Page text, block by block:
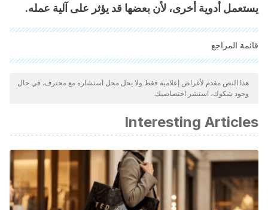
يستعمل أدوية أخرى، لأن بعضها قد يؤثر على آلية عمله.
قائمة المراجع
"تمت مراجعة جميع المصادر المذكورة بعناية شديدة من قبل فريقنا
لضمان جودتها وموثوقيتها وتحديثها وصحتها. تم اعتبار الببليوغرافيا لهذه
المقالة موثوقة ودقيقة من الناحية الأكاديمية أو العلمية.
Vademecum. (1964). SEGURIL.
Valdivieso D., A. (2018). Diurético del Asa Furosemida y
Acido Etacrinico. ARS MEDICA Revista de Ciencias
Médicas. https://doi.org/10.11565/arsmed.v0i1.1294
Martínez-Rodríguez, R. H., García Lorenzo, J., Bellido Peti,
J., Palou Redorta, J., Gómez Ruiz, J. J., & Villavicencio
هذا النص مقدم لأغراض إعلامية فقط ولا يحل محل استشارة مع محترف. في حال
وجود شكوك، استشر اختصاصيك.
Interesting Articles